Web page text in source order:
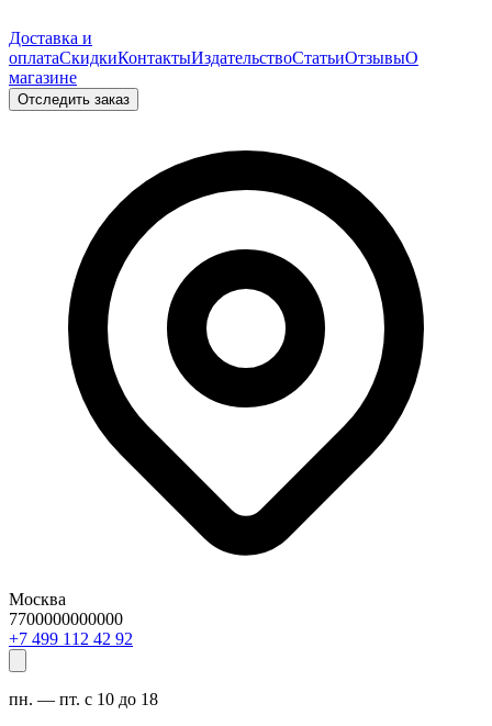
Доставка и
оплатаСкидкиКонтактыИздательствоСтатьиОтзывыО
магазине
Отследить заказ
Москва
7700000000000
29 24 211 994 7+
пн. — пт. с 10 до 18